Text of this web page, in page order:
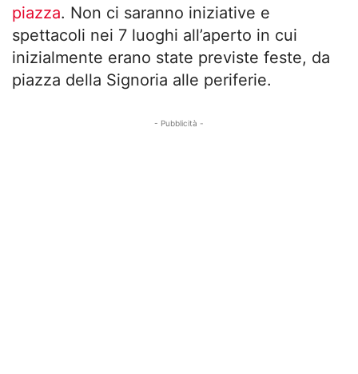
piazza. Non ci saranno iniziative e
spettacoli nei 7 luoghi all’aperto in cui
inizialmente erano state previste feste, da
piazza della Signoria alle periferie.
- Pubblicità -